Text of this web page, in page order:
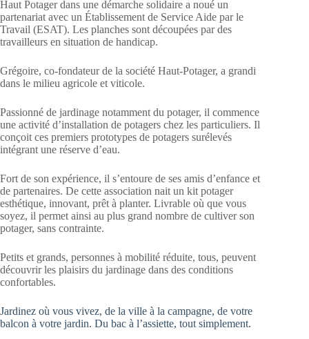
Haut Potager dans une démarche solidaire a noué un
partenariat avec un Établissement de Service Aide par le
Travail (ESAT). Les planches sont découpées par des
travailleurs en situation de handicap.
Grégoire, co-fondateur de la société Haut-Potager, a grandi
dans le milieu agricole et viticole.
Passionné de jardinage notamment du potager, il commence
une activité d’installation de potagers chez les particuliers. Il
conçoit ces premiers prototypes de potagers surélevés
intégrant une réserve d’eau.
Fort de son expérience, il s’entoure de ses amis d’enfance et
de partenaires. De cette association nait un kit potager
esthétique, innovant, prêt à planter. Livrable où que vous
soyez, il permet ainsi au plus grand nombre de cultiver son
potager, sans contrainte.
Petits et grands, personnes à mobilité réduite, tous, peuvent
découvrir les plaisirs du jardinage dans des conditions
confortables.
Jardinez où vous vivez, de la ville à la campagne, de votre
balcon à votre jardin. Du bac à l’assiette, tout simplement.